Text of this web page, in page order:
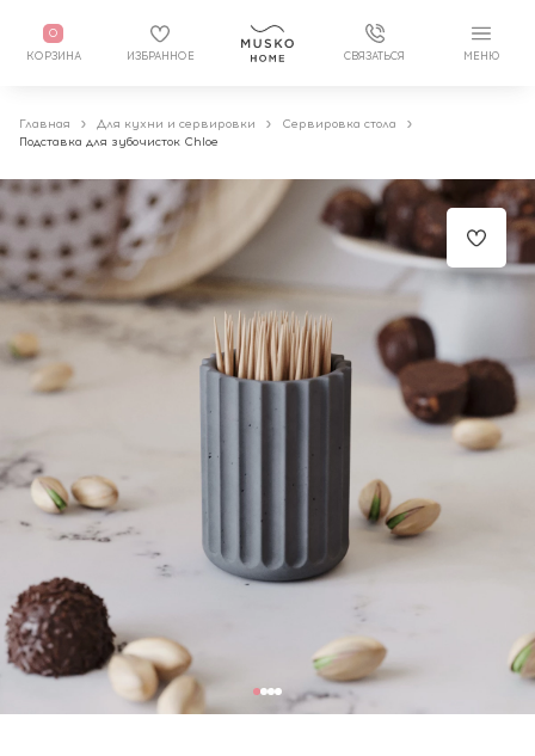
0
КОРЗИНА ИЗБРАННОЕ СВЯЗАТЬСЯ МЕНЮ
Главная Для кухни и сервировки
Сервировка стола
Подставка для зубочисток Chloe